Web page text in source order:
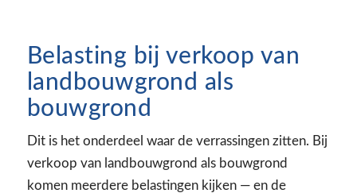
Belasting bij verkoop van
landbouwgrond als
bouwgrond
Dit is het onderdeel waar de verrassingen zitten. Bij
verkoop van landbouwgrond als bouwgrond
komen meerdere belastingen kijken — en de